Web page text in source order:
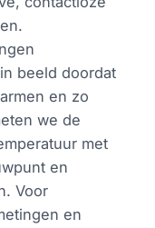
beeld doordat
en zo
we de
met
en
Voor
en